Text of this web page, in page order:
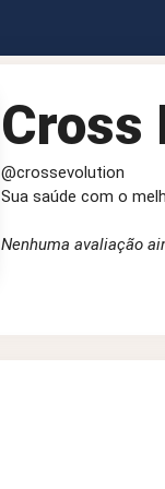
Cross
@crossevolution
Sua saúde com o
Nenhuma avaliação